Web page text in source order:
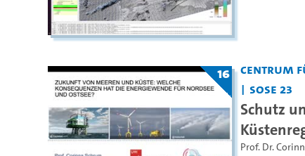
16
Centrum
SoSe 23
Schutz
Prof. Dr.